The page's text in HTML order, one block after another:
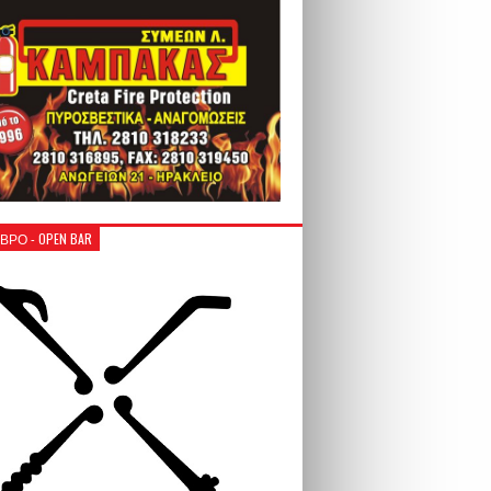
- OPEN BAR